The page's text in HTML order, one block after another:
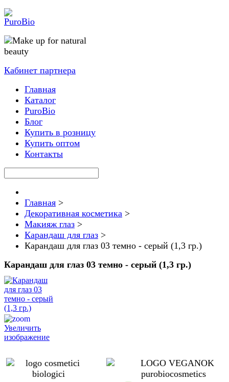
Кабинет партнера
Главная
Каталог
PuroBio
Блог
Купить в розницу
Купить оптом
Контакты
Главная >
Декоративная косметика >
Макияж глаз >
Карандаш для глаз >
Карандаш для глаз 03 темно - серый (1,3 гр.)
Карандаш для глаз 03 темно - серый (1,3 гр.)
Увеличить
изображение